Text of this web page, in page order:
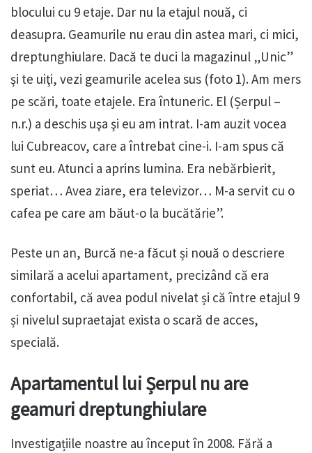
blocului cu 9 etaje. Dar nu la etajul nouă, ci
deasupra. Geamurile nu erau din astea mari, ci mici,
dreptunghiulare. Dacă te duci la magazinul „Unic”
şi te uiţi, vezi geamurile acelea sus (foto 1). Am mers
pe scări, toate etajele. Era întuneric. El (Șerpul –
n.r.) a deschis uşa şi eu am intrat. I-am auzit vocea
lui Cubreacov, care a întrebat cine-i. I-am spus că
sunt eu. Atunci a aprins lumina. Era nebărbierit,
speriat… Avea ziare, era televizor… M-a servit cu o
cafea pe care am băut-o la bucătărie”.
Peste un an, Burcă ne-a făcut și nouă o descriere
similară a acelui apartament, precizând că era
confortabil, că avea podul nivelat și că între etajul 9
și nivelul supraetajat exista o scară de acces,
specială.
Apartamentul lui Șerpul nu are
geamuri dreptunghiulare
Investigațiile noastre au început în 2008. Fără a